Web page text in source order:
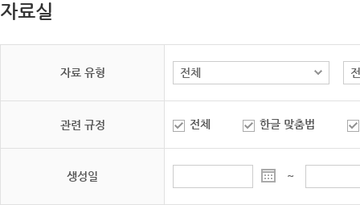
자료실
자료 유형
관련 규정 전체 한글 맞춤법
생성일 ~